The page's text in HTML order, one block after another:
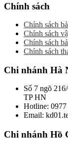
Chính sách
Chính sách
Chính sách
Chính sách
Chính sách
Chi nhánh Hà
Số 7 ngõ
TP HN
Hotline: 0977
Email:
Chi nhánh Hồ